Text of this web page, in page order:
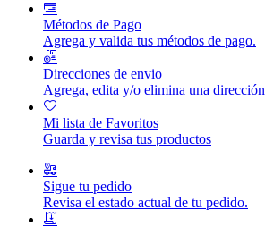
Métodos de Pago
Agrega y valida tus métodos de pago.
Direcciones de envio
Agrega, edita y/o elimina una dirección
Mi lista de Favoritos
Guarda y revisa tus productos
Sigue tu pedido
Revisa el estado actual de tu pedido.